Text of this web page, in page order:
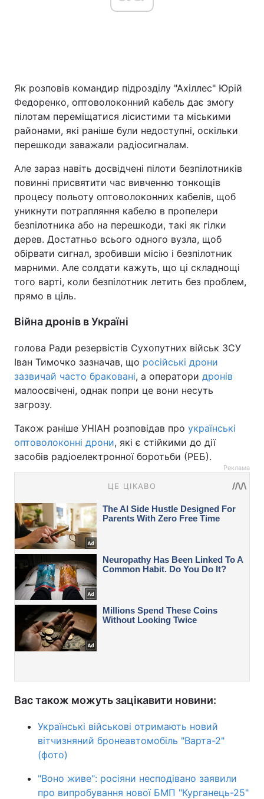
Як розповів командир підрозділу "Ахіллес" Юрій
Федоренко, оптоволоконний кабель дає змогу
пілотам переміщатися лісистими та міськими
районами, які раніше були недоступні, оскільки
перешкоди заважали радіосигналам.
Але зараз навіть досвідчені пілоти безпілотників
повинні присвятити час вивченню тонкощів
процесу польоту оптоволоконних кабелів, щоб
уникнути потрапляння кабелю в пропелери
безпілотника або на перешкоди, такі як гілки
дерев. Достатньо всього одного вузла, щоб
обірвати сигнал, зробивши місію і безпілотник
марними. Але солдати кажуть, що ці складнощі
того варті, коли безпілотник летить без проблем,
прямо в ціль.
Війна дронів в Україні
голова Ради резервістів Сухопутних військ ЗСУ
Іван Тимочко зазначав, що російські дрони
зазвичай часто браковані, а оператори дронів
малоосвічені, однак попри це вони несуть
загрозу.
Також раніше УНІАН розповідав про українські
оптоволоконні дрони, які є стійкими до дії
засобів радіоелектронної боротьби (РЕБ).
Реклама
Вас також можуть зацікавити новини:
Українські військові отримають новий
вітчизняний бронеавтомобіль "Варта-2"
(фото)
"Воно живе": росіяни несподівано заявили
про випробування нової БМП "Курганець-25"